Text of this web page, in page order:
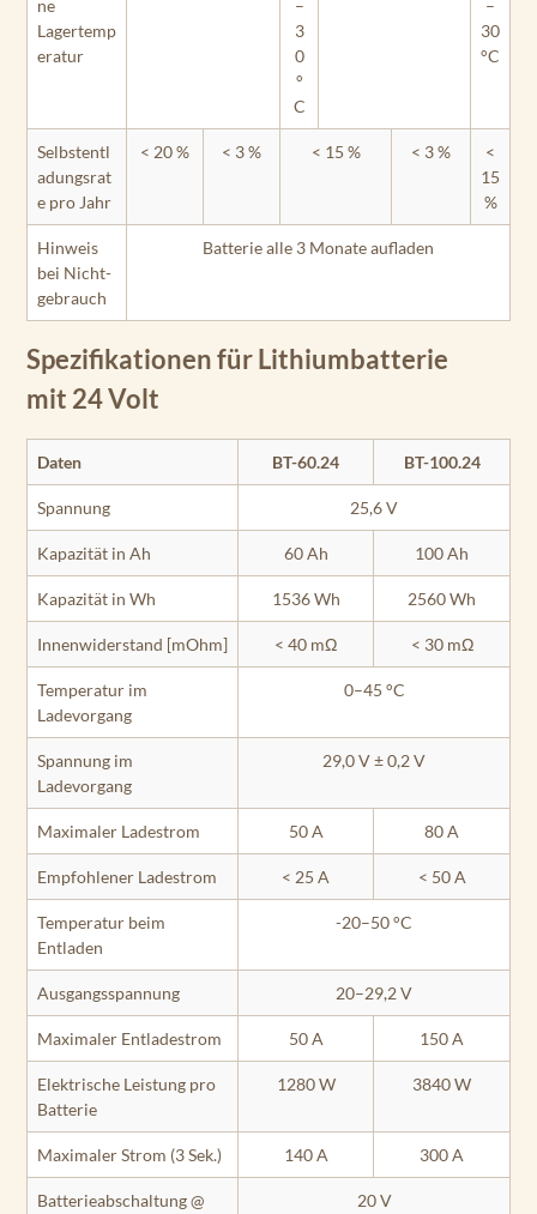
ne
Lagertemp
eratur
–
3
0
°
C
–
30
°C
Selbstentl
adungsrat
e pro Jahr
< 20 % < 3 % < 15 % < 3 %
<
15
%
Hinweis
bei Nicht­
gebrauch
Batterie alle 3 Monate aufladen
Spezifikationen für Lithiumbatterie
mit 24 Volt
Daten BT-60.24 BT-100.24
Spannung 25,6 V
Kapazität in Ah 60 Ah 100 Ah
Kapazität in Wh 1536 Wh 2560 Wh
Innenwiderstand [mOhm] < 40 mΩ < 30 mΩ
Temperatur im
Ladevorgang
0–45 °C
Spannung im
Ladevorgang
29,0 V ± 0,2 V
Maximaler Ladestrom 50 A 80 A
Empfohlener Ladestrom < 25 A < 50 A
Temperatur beim
Entladen
-20–50 °C
Ausgangsspannung 20–29,2 V
Maximaler Entladestrom 50 A 150 A
Elektrische Leistung pro
Batterie
1280 W 3840 W
Maximaler Strom (3 Sek.) 140 A 300 A
Batterieabschaltung @
20 V